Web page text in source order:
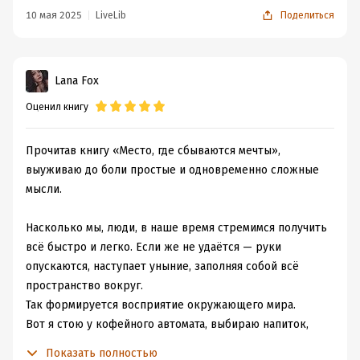
благодарности и любви к каждому живому существу,
смысл медитации и безоценочных суждений.
понравилось то, как автор наполняет мир книги
звуками, запахами и невероятным ощущением тепла и
Повесть для всех, кто ждёт идеальных условий для
воплощениях своих «мечт» и для тех, кто ожидает
счастливого стечения обстоятельств чтобы начать жить
жизнь своей мечты. Книга раскроет, где и как найти
все свои мечты и обрести счастье.
10 мая 2025 LiveLib Поделиться
Lana Fox
Оценил книгу
Прочитав книгу «Место, где сбываются мечты»,
выуживаю до боли простые и одновременно сложные
мысли.
Насколько мы, люди, в наше время стремимся получить
всё быстро и легко. Если же не удаётся — руки
опускаются, наступает уныние, заполняя собой всё
пространство вокруг.
Так формируется восприятие окружающего мира.
Вот я стою у кофейного автомата, выбираю напиток,
Показать полностью